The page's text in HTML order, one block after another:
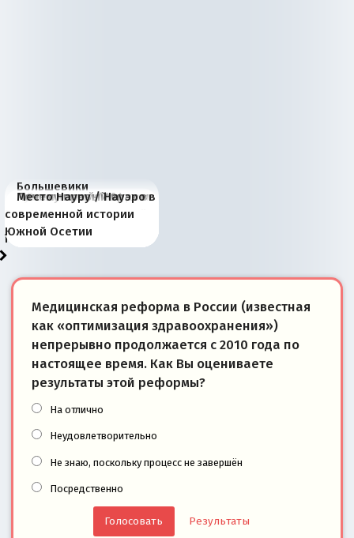
Большевики
отличаются от «Яблока»
тем, что они -
победители
Киевская марионетка
Запада рассказала о
«переобувании» хозяев
В России назрели
перемены: 15 шагов к
суверенной экономике
Миграционный пожар
Европы
Россия начинает
сбрасывать балласт
Анкориджа
Россия зимой 1904
года: первые уступки во
внутренней политике
Русская нация вчера и
сегодня
Почему правый крах в
Варшаве не поможет её
отношениям с Россией?
Место Науру / Науэро в
современной истории
Южной Осетии
Медицинская реформа в России (известная
как «оптимизация здравоохранения»)
непрерывно продолжается с 2010 года по
настоящее время. Как Вы оцениваете
результаты этой реформы?
На отлично
Неудовлетворительно
Не знаю, поскольку процесс не завершён
Посредственно
Результаты